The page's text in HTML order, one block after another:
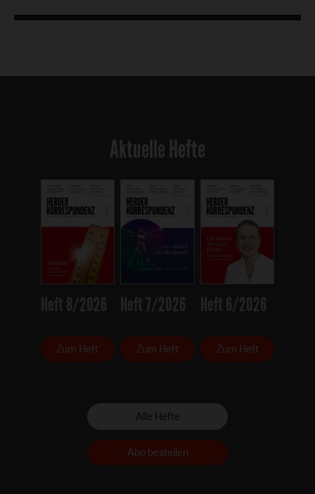
Aktuelle Hefte
Heft 8/2026
Zum Heft
Heft 7/2026
Zum Heft
Heft 6/2026
Zum Heft
Alle Hefte
Abo bestellen